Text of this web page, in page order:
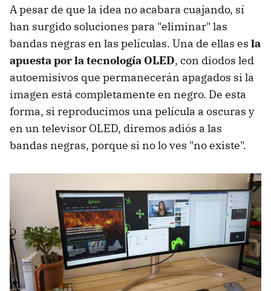
A pesar de que la idea no acabara cuajando, sí
han surgido soluciones para "eliminar" las
bandas negras en las películas. Una de ellas es la
apuesta por la tecnología OLED, con diodos led
autoemisivos que permanecerán apagados si la
imagen está completamente en negro. De esta
forma, si reproducimos una película a oscuras y
en un televisor OLED, diremos adiós a las
bandas negras, porque si no lo ves "no existe".